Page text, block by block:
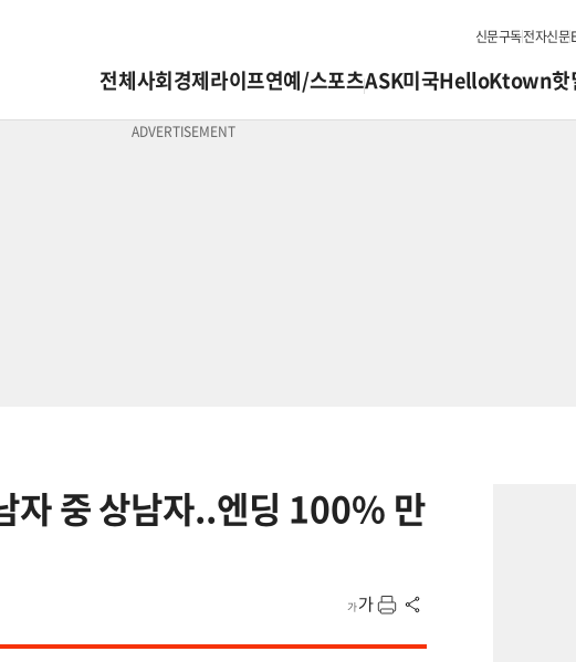
신문구독전자신문
전체사회경제라이프연예/스포츠ASK미국HelloKtown핫
자 중 상남자..엔딩 100% 만